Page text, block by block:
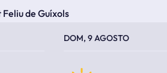
de Guíxols
DOM, 9 AGOSTO